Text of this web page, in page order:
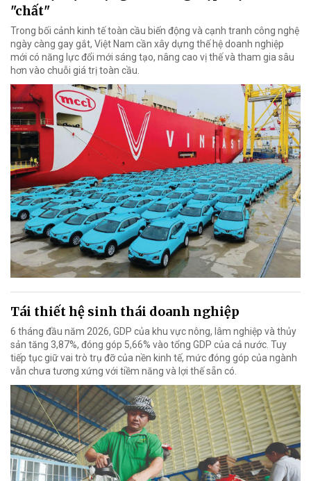
"chất"
Trong bối cảnh kinh tế toàn cầu biến động và cạnh tranh công nghệ
ngày càng gay gắt, Việt Nam cần xây dựng thế hệ doanh nghiệp
mới có năng lực đổi mới sáng tạo, nâng cao vị thế và tham gia sâu
hơn vào chuỗi giá trị toàn cầu.
Tái thiết hệ sinh thái doanh nghiệp
6 tháng đầu năm 2026, GDP của khu vực nông, lâm nghiệp và thủy
sản tăng 3,87%, đóng góp 5,66% vào tổng GDP của cả nước. Tuy
tiếp tục giữ vai trò trụ đỡ của nền kinh tế, mức đóng góp của ngành
vẫn chưa tương xứng với tiềm năng và lợi thế sẵn có.